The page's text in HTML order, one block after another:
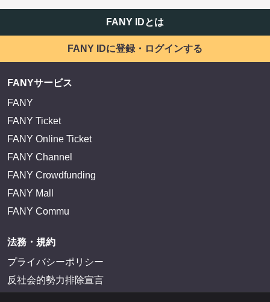
FANY IDとは
FANY IDに登録・ログインする
FANYサービス
FANY
FANY Ticket
FANY Online Ticket
FANY Channel
FANY Crowdfunding
FANY Mall
FANY Commu
法務・規約
プライバシーポリシー
反社会的勢力排除宣言